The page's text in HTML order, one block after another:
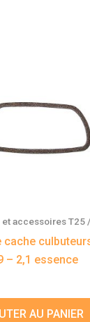
et accessoires T25
cache
– 2,1 essence
AU PANIER